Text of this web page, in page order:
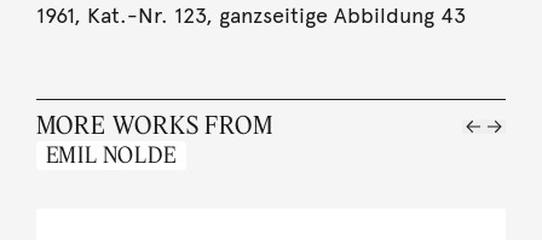
1961, Kat.-Nr. 123, ganzseitige Abbildung 43
MORE WORKS FROM
EMIL NOLDE